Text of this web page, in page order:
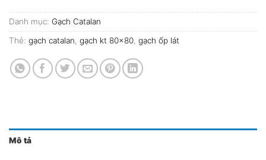
Danh mục: Gạch Catalan
Thẻ: gạch catalan, gạch kt 80x80, gạch ốp lát
Mô tả